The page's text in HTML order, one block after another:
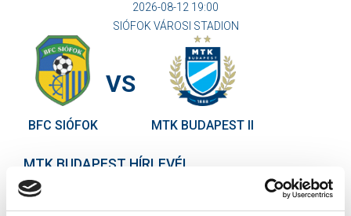
2026-08-12 19:00
SIÓFOK VÁROSI STADION
BFC SIÓFOK
VS
MTK BUDAPEST II
MTK BUDAPEST HÍRLEVÉL
Ne maradjon le egy eseményről sem! Iratkozzon fel ingyenes
hírlevelünkre: